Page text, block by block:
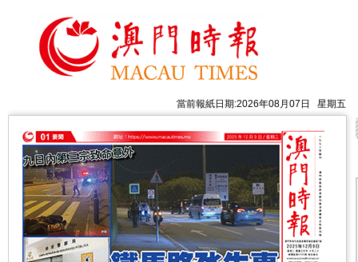
當前報紙日期:2026年08月07日 星期五